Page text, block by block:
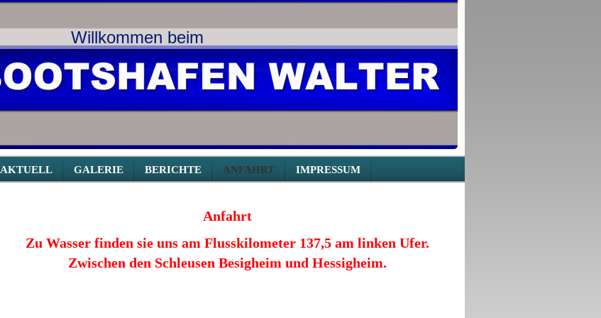
Willkommen beim
AKTUELL GALERIE BERICHTE ANFAHRT IMPRESSUM
Anfahrt
Zu Wasser finden sie uns am Flusskilometer 137,5 am linken Ufer.
Zwischen den Schleusen Besigheim und Hessigheim.